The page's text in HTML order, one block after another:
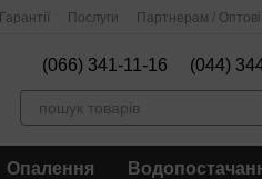
Гарантії Послуги Партнерам / Оптові
(066) 341-11-16 (044)
Опалення